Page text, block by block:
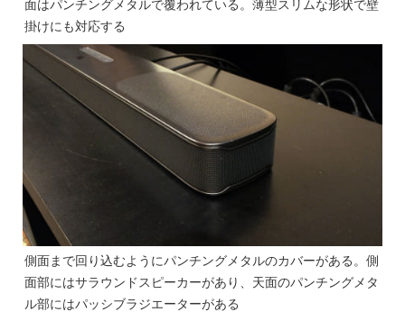
面はパンチングメタルで覆われている。薄型スリムな形状で壁
掛けにも対応する
側面まで回り込むようにパンチングメタルのカバーがある。側
面部にはサラウンドスピーカーがあり、天面のパンチングメタ
ル部にはパッシブラジエーターがある